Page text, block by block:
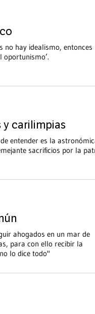
no hay idealismo, entonces
oportunismo’.
y carilimpias
entender es la
sacrificios por la
ahogados en un mar de
para con ello recibir la
lo dice todo"